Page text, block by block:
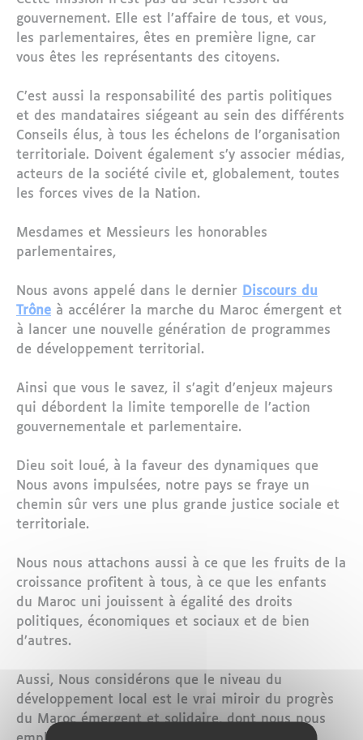
gouvernement. Elle est l’affaire de tous, et vous,
les parlementaires, êtes en première ligne, car
vous êtes les représentants des citoyens.
C’est aussi la responsabilité des partis politiques
et des mandataires siégeant au sein des différents
Conseils élus, à tous les échelons de l’organisation
territoriale. Doivent également s’y associer médias,
acteurs de la société civile et, globalement, toutes
les forces vives de la Nation.
Mesdames et Messieurs les honorables
parlementaires,
Nous avons appelé dans le dernier Discours du
Trône à accélérer la marche du Maroc émergent et
à lancer une nouvelle génération de programmes
de développement territorial.
Ainsi que vous le savez, il s’agit d’enjeux majeurs
qui débordent la limite temporelle de l’action
gouvernementale et parlementaire.
Dieu soit loué, à la faveur des dynamiques que
Nous avons impulsées, notre pays se fraye un
chemin sûr vers une plus grande justice sociale et
territoriale.
Nous nous attachons aussi à ce que les fruits de la
croissance profitent à tous, à ce que les enfants
du Maroc uni jouissent à égalité des droits
politiques, économiques et sociaux et de bien
d’autres.
Aussi, Nous considérons que le niveau du
développement local est le vrai miroir du progrès
du Maroc émergent et solidaire, dont nous nous